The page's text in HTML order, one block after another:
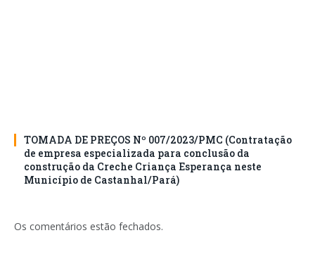
TOMADA DE PREÇOS Nº 007/2023/PMC (Contratação
de empresa especializada para conclusão da
construção da Creche Criança Esperança neste
Município de Castanhal/Pará)
Os comentários estão fechados.